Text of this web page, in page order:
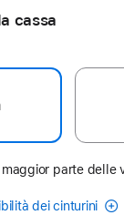
cassa
parte delle
dei cinturini